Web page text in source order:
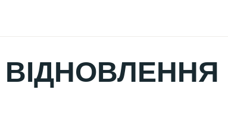
| ВІДНОВЛЕННЯ